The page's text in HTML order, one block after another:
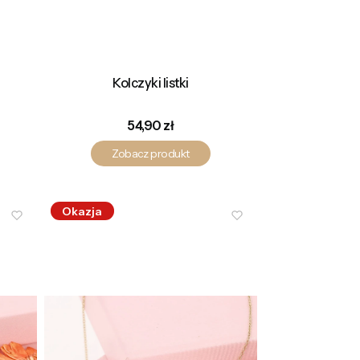
Kolczyki listki
Cena
54,90 zł
Zobacz produkt
Okazja